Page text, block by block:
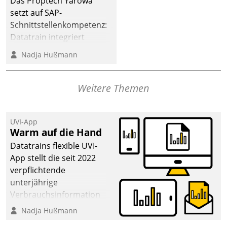
Dialogführung ermöglicht
dem externen
Serviceteam, Anrufe von
Mietenden zügiger und
effizienter zu bearbeiten.
setzt auf SAP-
Schnittstellenkompetenz:
Datatrain integriert
Yarowas Portal zur
Vergabe und Verwaltung
von Aufträgen der
deutscher
Wohnungsunternehmen
– und beschleunigt damit
den Weg vom
Mieteranliegen zum
Dienstleisterauftrag.
Nadja Hußmann
Weitere Themen
UVI-App
Warm auf die Hand
Datatrains flexible UVI-
App stellt die seit 2022
verpflichtende
unterjährige
Verbrauchsinformation
schnell, zuverlässig und
Nadja Hußmann